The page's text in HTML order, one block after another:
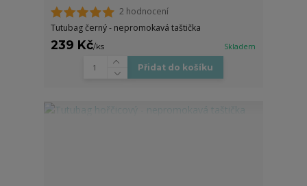
2 hodnocení
Tutubag černý - nepromokavá taštička
239 Kč/ks Skladem
Přidat do košíku